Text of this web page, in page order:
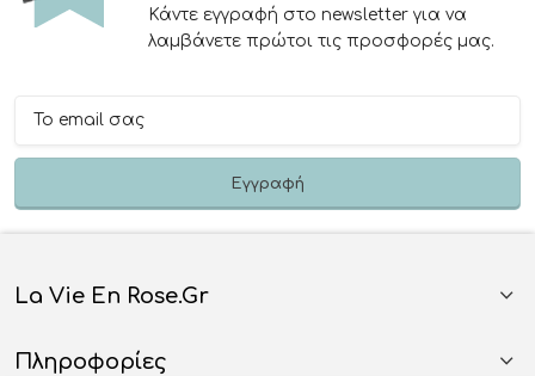
Κάντε εγγραφή στο newsletter για να
λαμβάνετε πρώτοι τις προσφορές μας.
La Vie En Rose.gr
Πληροφορίες